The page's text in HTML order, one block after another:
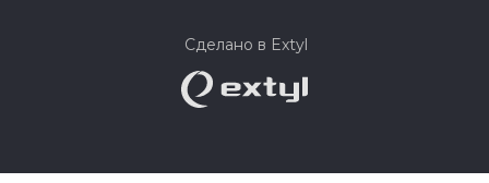
Сделано в Extyl